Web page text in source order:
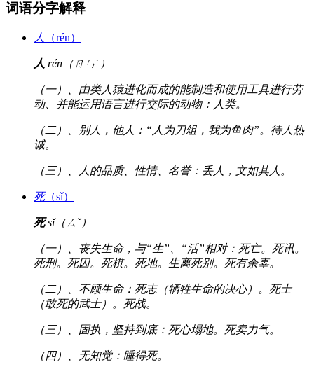
词语分字解释
人 （rén）
人 rén（ㄖㄣˊ）
（一）、由类人猿进化而成的能制造和使用工具进行劳
动、并能运用语言进行交际的动物：人类。
（二）、别人，他人：“人为刀俎，我为鱼肉”。待人热
诚。
（三）、人的品质、性情、名誉：丢人，文如其人。
死（sǐ）
死sǐ（ㄙˇ）
（一）、丧失生命，与“生”、“活”相对：死亡。死讯。
死刑。死囚。死棋。死地。生离死别。死有余辜。
（二）、不顾生命：死志（牺牲生命的决心）。死士
（敢死的武士）。死战。
（三）、固执，坚持到底：死心塌地。死卖力气。
（四）、无知觉：睡得死。